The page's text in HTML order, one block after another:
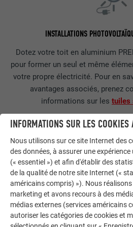
INSTALLATIONS
Dotez votre toit en aluminium
pour former un seul et même
votre propre électricité. Pour en
avantages associés, prenez
informations sur les tuiles
JUSQU'À 40 ANS DE GARANTIE -
Avec une garantie matériau et
INFORMATIONS SUR LES COOKIES
Nous utilisons sur ce site Internet des
des données, à assurer une
(« essentiel ») et afin d'établir des
de la qualité de notre site Internet («
américains compris) »). Nous
marketing et avons recours à des
médias externes (services américains
autoriser les catégories de cookies et